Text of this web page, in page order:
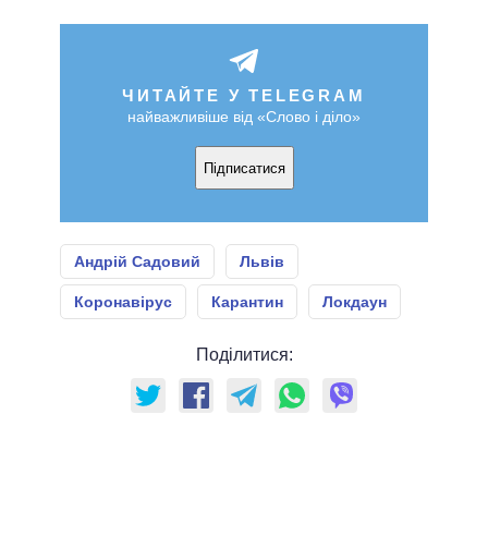
ЧИТАЙТЕ У TELEGRAM
найважливіше від «Слово і діло»
Підписатися
Андрій Садовий Львів
Коронавірус Карантин Локдаун
Поділитися: